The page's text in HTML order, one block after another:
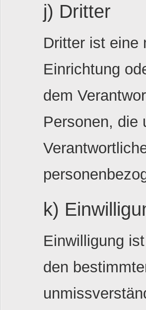
j) Dritter
Dritter ist eine
Einrichtung
dem
Personen, die
k)
Einwilligung
den